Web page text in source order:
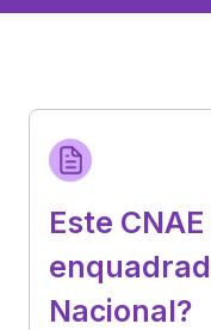
Este
Nacional?